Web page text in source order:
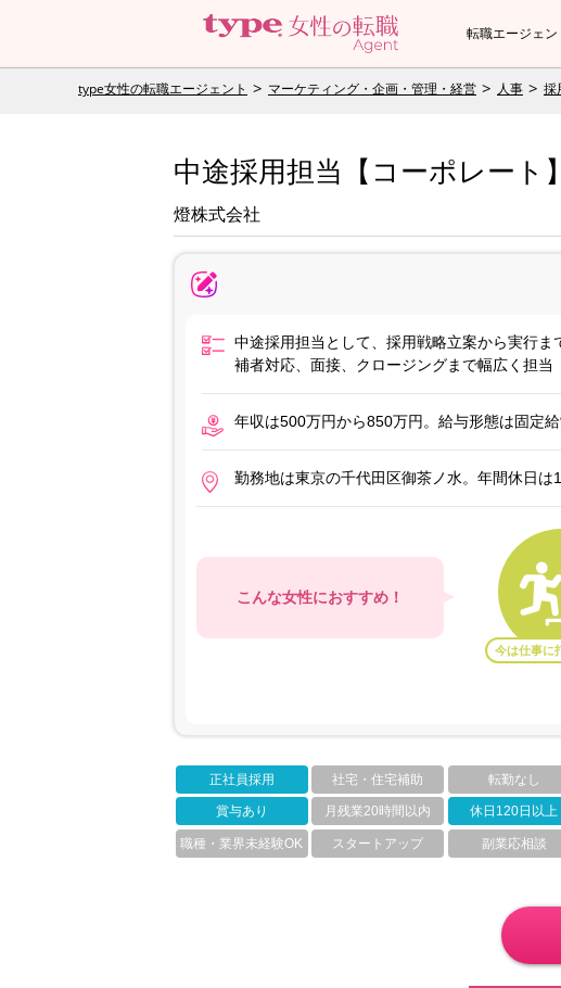
転職エージェン
type女性の転職エージェント マーケティング・企画・管理・経営 人事 採
中途採用担当【コーポレート】
燈株式会社
中途採用担当として、採用戦略立案から実行
補者対応、面接、クロージングまで幅広く担当
年収は500万円から850万円。給与形態は固定
勤務地は東京の千代田区御茶ノ水。年間休日
こんな女性におすすめ！
今は仕事に
正社員採用 社宅・住宅補助 転勤なし
賞与あり 月残業20時間以内 休日120日以上
職種・業界未経験OK スタートアップ 副業応相談